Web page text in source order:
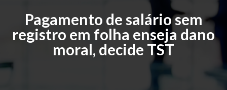
Pagamento de salário sem
registro em folha enseja dano
moral, decide TST